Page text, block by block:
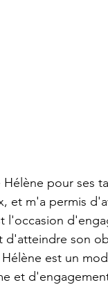
pour ses
et m'a permis
l'occasion
d'atteindre son
est un
et